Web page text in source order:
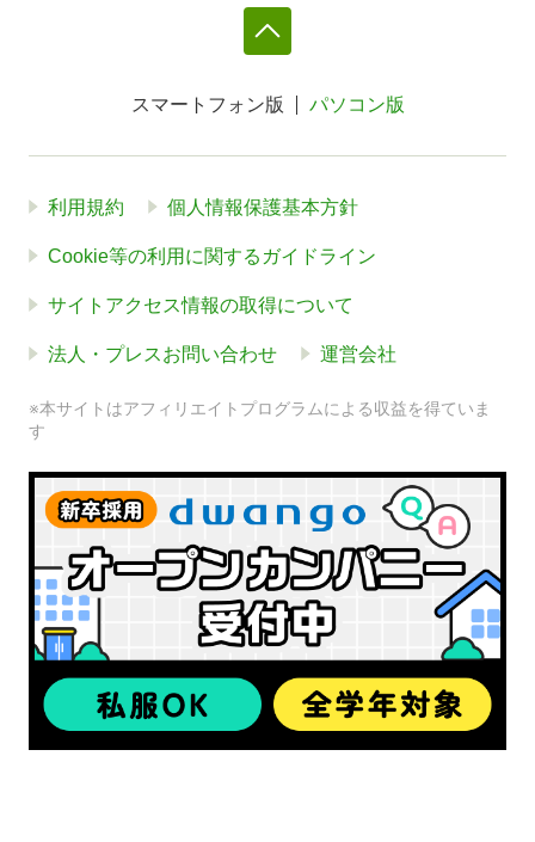
スマートフォン版 パソコン版
利用規約 個人情報保護基本方針
Cookie等の利用に関するガイドライン
サイトアクセス情報の取得について
法人・プレスお問い合わせ 運営会社
※本サイトはアフィリエイトプログラムによる収益を得ていま
す